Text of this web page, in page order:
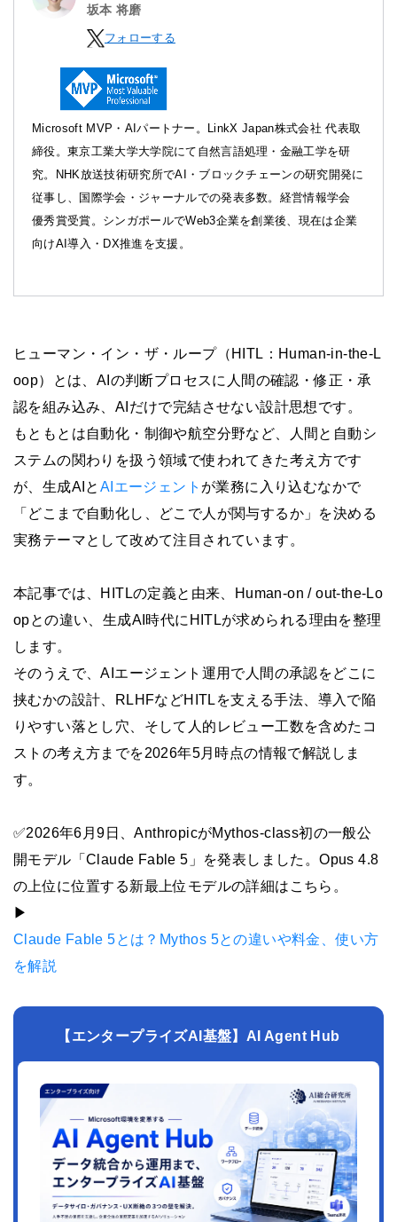
坂本 将磨
フォローする
Microsoft MVP・AIパートナー。LinkX Japan株式会社 代表取
締役。東京工業大学大学院にて自然言語処理・金融工学を研
究。NHK放送技術研究所でAI・ブロックチェーンの研究開発に
従事し、国際学会・ジャーナルでの発表多数。経営情報学会
優秀賞受賞。シンガポールでWeb3企業を創業後、現在は企業
向けAI導入・DX推進を支援。
ヒューマン・イン・ザ・ループ（HITL：Human-in-the-L
oop）とは、AIの判断プロセスに人間の確認・修正・承
認を組み込み、AIだけで完結させない設計思想です。
もともとは自動化・制御や航空分野など、人間と自動シ
ステムの関わりを扱う領域で使われてきた考え方です
が、生成AIと AIエージェント が業務に入り込むなかで
「どこまで自動化し、どこで人が関与するか」を決める
実務テーマとして改めて注目されています。
本記事では、HITLの定義と由来、Human-on / out-the-Lo
opとの違い、生成AI時代にHITLが求められる理由を整理
します。
そのうえで、AIエージェント運用で人間の承認をどこに
挟むかの設計、RLHFなどHITLを支える手法、導入で陥
りやすい落とし穴、そして人的レビュー工数を含めたコ
ストの考え方までを2026年5月時点の情報で解説しま
す。
✅2026年6月9日、AnthropicがMythos-class初の一般公
開モデル「Claude Fable 5」を発表しました。Opus 4.8
の上位に位置する新最上位モデルの詳細はこちら。
▶︎
Claude Fable 5とは？Mythos 5との違いや料金、使い方
を解説
【エンタープライズAI基盤】AI Agent Hub